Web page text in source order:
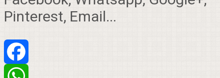
Pinterest, Email...
Facebook